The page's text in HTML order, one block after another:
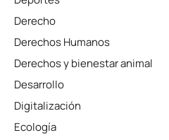
Derecho
Derechos Humanos
Derechos y bienestar animal
Desarrollo
Digitalización
Ecología